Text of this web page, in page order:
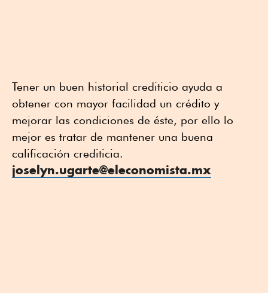
Tener un buen historial crediticio ayuda a
obtener con mayor facilidad un crédito y
mejorar las condiciones de éste, por ello lo
mejor es tratar de mantener una buena
calificación crediticia.
joselyn.ugarte@eleconomista.mx